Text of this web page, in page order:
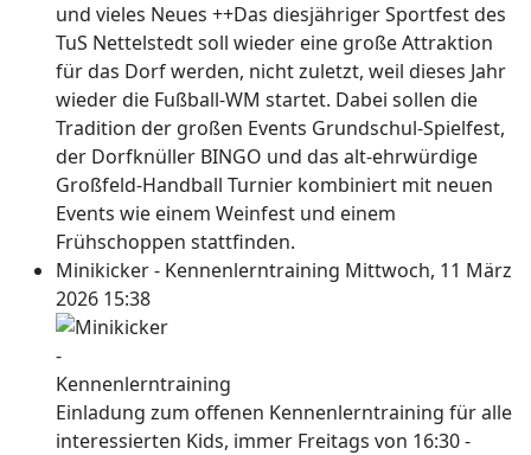
und vieles Neues ++Das diesjähriger Sportfest des
TuS Nettelstedt soll wieder eine große Attraktion
für das Dorf werden, nicht zuletzt, weil dieses Jahr
wieder die Fußball-WM startet. Dabei sollen die
Tradition der großen Events Grundschul-Spielfest,
der Dorfknüller BINGO und das alt-ehrwürdige
Großfeld-Handball Turnier kombiniert mit neuen
Events wie einem Weinfest und einem
Frühschoppen stattfinden.
Minikicker - Kennenlerntraining Mittwoch, 11 März
2026 15:38
Einladung zum offenen Kennenlerntraining für alle
interessierten Kids, immer Freitags von 16:30 -